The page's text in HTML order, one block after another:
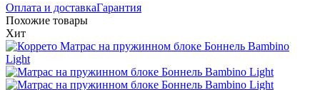
Оплата и доставкаГарантия
Похожие товары
Хит